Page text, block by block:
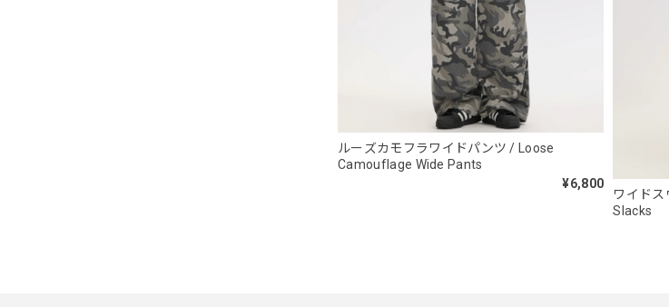
スタンドカラーレトロジャケット /
オフホワイト/M
2026/05/27
ボタンアクセント ポロシャツ / Button
ブラック/L
2026/05/21
ルーズカモフラワイドパンツ / Loose
Camouflage Wide Pants
¥6,800
ワイド
Slacks